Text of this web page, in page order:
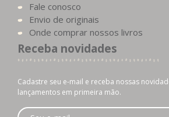
Fale conosco
Envio de originais
Onde comprar nossos livros
Receba novidades
Cadastre seu e-mail e receba nossas
lançamentos em primeira mão.